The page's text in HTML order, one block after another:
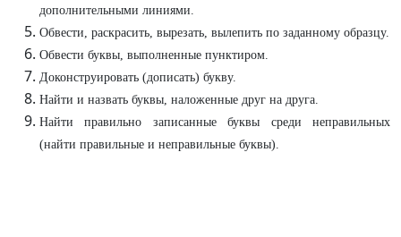
дополнительными линиями.
Обвести, раскрасить, вырезать, вылепить по заданному образцу.
Обвести буквы, выполненные пунктиром.
Доконструировать (дописать) букву.
Найти и назвать буквы, наложенные друг на друга.
Найти правильно записанные буквы среди неправильных
(найти правильные и неправильные буквы).